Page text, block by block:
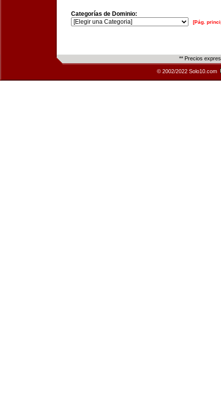
Categorías de Dominio:
[Pág.
** Precios
© 2002/2022 Solo10.com